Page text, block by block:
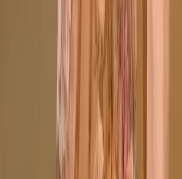
About us
Help Center